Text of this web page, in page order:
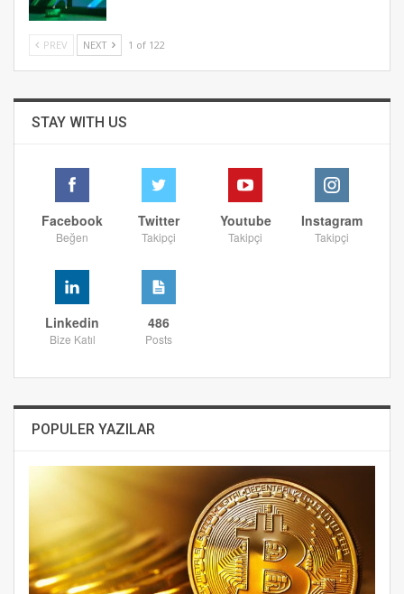
PREV NEXT 1 of 122
STAY WITH US
Facebook
Beğen
Twitter
Takipçi
Youtube
Takipçi
Instagram
Takipçi
Linkedin
Bize Katıl
486
Posts
POPULER YAZILAR